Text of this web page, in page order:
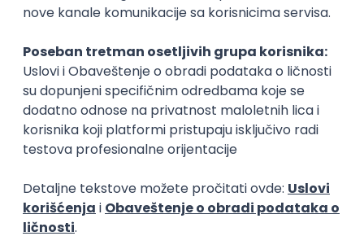
Okupljamo IT zajednicu, podižemo
transparentnost domaćeg IT tržišta rada i
efikasno spajamo kandidate i poslodavce.